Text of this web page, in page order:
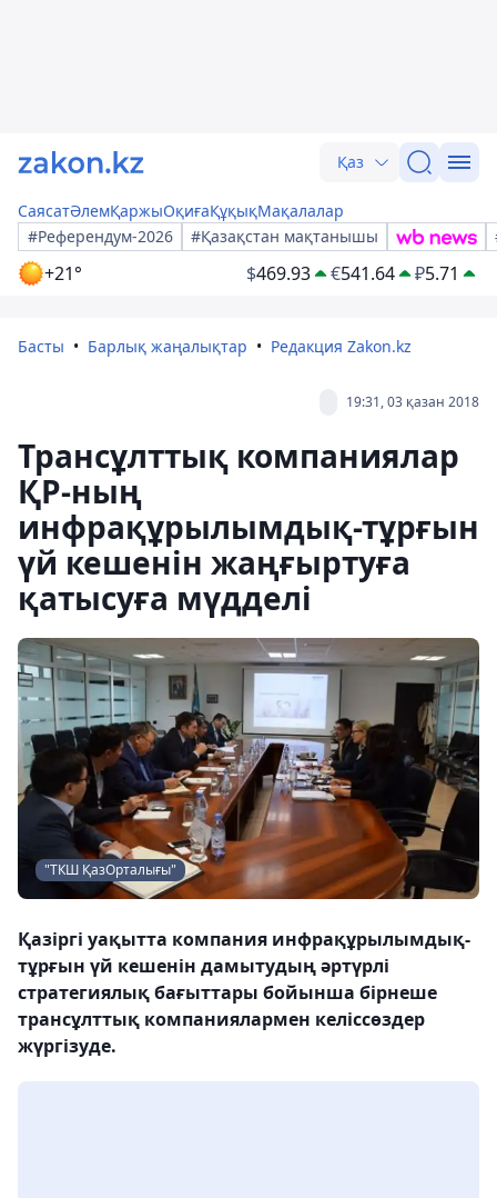
Қаз
СаясатӘлемҚаржыОқиғаҚұқықМақалалар
#Референдум-2026
#Қазақстан мақтанышы
+21° $469.93 €541.64 ₽5.71
Басты Барлық жаңалықтар Редакция Zakon.kz
19:31, 03 қазан 2018
Трансұлттық компаниялар
ҚР-ның
инфрақұрылымдық-тұрғын
үй кешенін жаңғыртуға
қатысуға мүдделі
"ТКШ ҚазОрталығы"
Қазіргі уақытта компания инфрақұрылымдық-
тұрғын үй кешенін дамытудың әртүрлі
стратегиялық бағыттары бойынша бірнеше
трансұлттық компаниялармен келіссөздер
жүргізуде.